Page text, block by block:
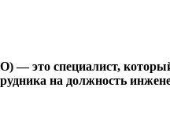
— это специалист,
на должность